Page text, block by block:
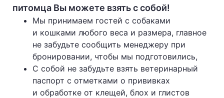
питомца Вы можете взять с собой!
Мы принимаем гостей с собаками
и кошками любого веса и размера, главное
не забудьте сообщить менеджеру при
бронировании, чтобы мы подготовились,
С собой не забудьте взять ветеринарный
паспорт с отметками о прививках
и обработке от клещей, блох и глистов